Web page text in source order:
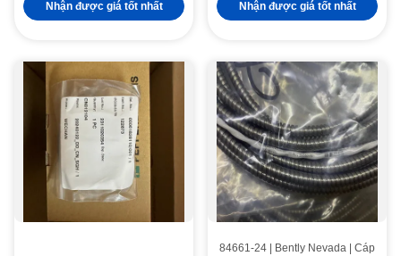
Nhận được giá tốt nhất Nhận được giá tốt nhất
84661-24 | Bently Nevada | Cáp